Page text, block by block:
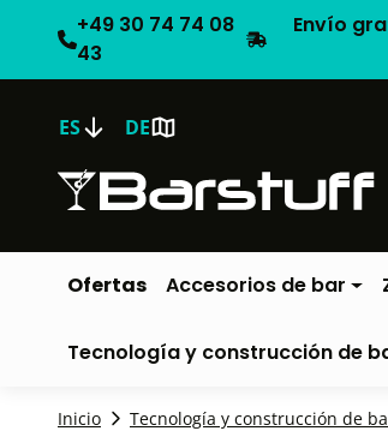
+49 30 74 74 08
43
Envío
ES DE
Ofertas Accesorios de bar
Tecnología y construcción de
Inicio Tecnología y construcción de